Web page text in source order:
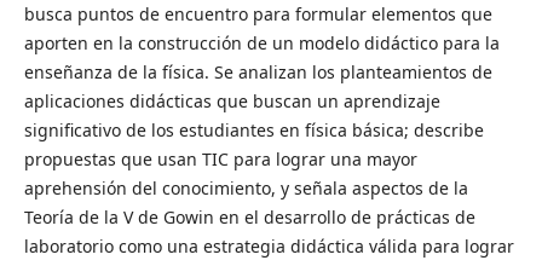
busca puntos de encuentro para formular elementos que
aporten en la construcción de un modelo didáctico para la
enseñanza de la física. Se analizan los planteamientos de
aplicaciones didácticas que buscan un aprendizaje
significativo de los estudiantes en física básica; describe
propuestas que usan TIC para lograr una mayor
aprehensión del conocimiento, y señala aspectos de la
Teoría de la V de Gowin en el desarrollo de prácticas de
laboratorio como una estrategia didáctica válida para lograr